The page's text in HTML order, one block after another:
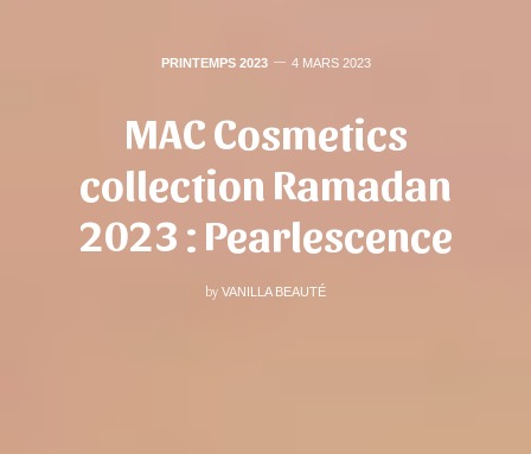
PRINTEMPS 2023 4 MARS 2023
MAC Cosmetics
collection Ramadan
2023 : Pearlescence
by VANILLA BEAUTÉ